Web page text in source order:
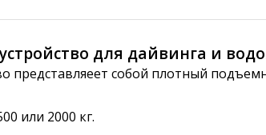
для дайвинга и
представляеет собой плотный
или 2000 кг.